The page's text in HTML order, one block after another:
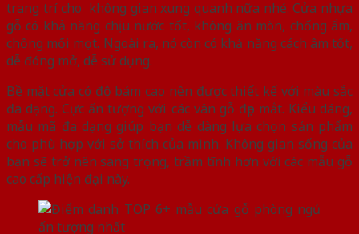
trang trí cho không gian xung quanh nữa nhé. Cửa nhựa
gỗ có khả năng chịu nước tốt, không ăn mòn, chống ẩm,
chống mối mọt. Ngoài ra, nó còn có khả năng cách âm tốt,
dễ đóng mở, dễ sử dụng.
Bề mặt cửa có độ bám cao nên được thiết kế với màu sắc
đa dạng. Cực ấn tượng với các vân gỗ đẹp mắt. Kiểu dáng,
mẫu mã đa dạng giúp bạn dễ dàng lựa chọn sản phẩm
cho phù hợp với sở thích của mình. Không gian sống của
bạn sẽ trở nên sang trọng, trầm tĩnh hơn với các mẫu gỗ
cao cấp hiện đại này.